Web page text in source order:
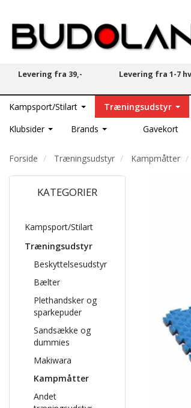
Levering fra 39,- Levering fra 1-7
Kampsport/Stilart Træningsudstyr
Klubsider
Brands Gavekort
Forside Træningsudstyr Kampmåtter
KATEGORIER
Kampsport/Stilart
Træningsudstyr
Beskyttelsesudstyr
Bælter
Plethandsker og
sparkepuder
Sandsække og
dummies
Makiwara
Kampmåtter
Andet